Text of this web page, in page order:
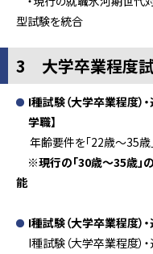
型試験を統合
3 大学卒業程度
I種試験（大学卒業程度）
学職】
年齢要件を「22歳～35歳
※現行の「30歳～35歳」
能
I種試験（大学卒業程度）
I種試験（大学卒業程度）